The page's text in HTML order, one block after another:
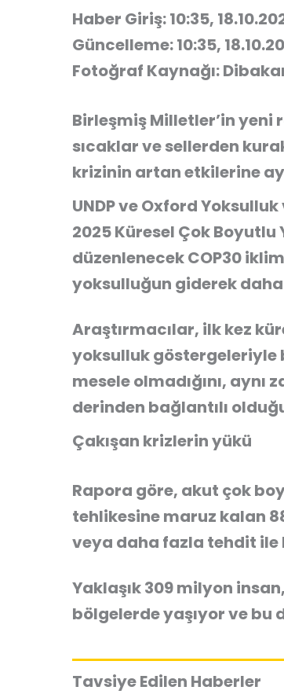
Haber Giriş: 10:35,
Güncelleme: 10:35,
Fotoğraf Kaynağı:
Birleşmiş Milletler’in yeni
sıcaklar ve sellerden
krizinin artan etkilerine
UNDP ve Oxford
2025 Küresel Çok
düzenlenecek COP30
yoksulluğun giderek
Araştırmacılar, ilk kez
yoksulluk göstergeleriyle
mesele olmadığını, aynı
derinden bağlantılı
Çakışan krizlerin yükü
Rapora göre, akut çok
tehlikesine maruz kalan
veya daha fazla tehdit ile
Yaklaşık 309 milyon
bölgelerde yaşıyor ve bu
Tavsiye Edilen Haberler